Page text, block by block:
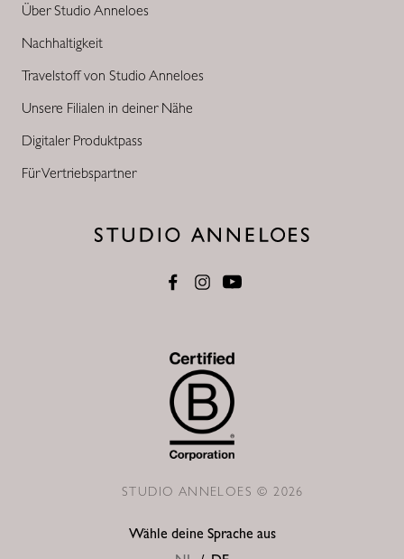
Über Studio Anneloes
Nachhaltigkeit
Travelstoff von Studio Anneloes
Unsere Filialen in deiner Nähe
Digitaler Produktpass
Für Vertriebspartner
Wähle deine Sprache aus
STUDIO ANNELOES © 2026